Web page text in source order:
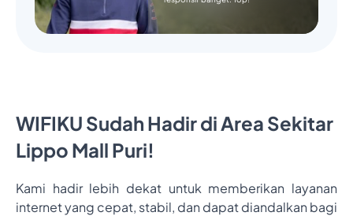
WIFIKU Sudah Hadir di Area Sekitar
Lippo Mall Puri!
Kami hadir lebih dekat untuk memberikan layanan
internet yang cepat, stabil, dan dapat diandalkan bagi